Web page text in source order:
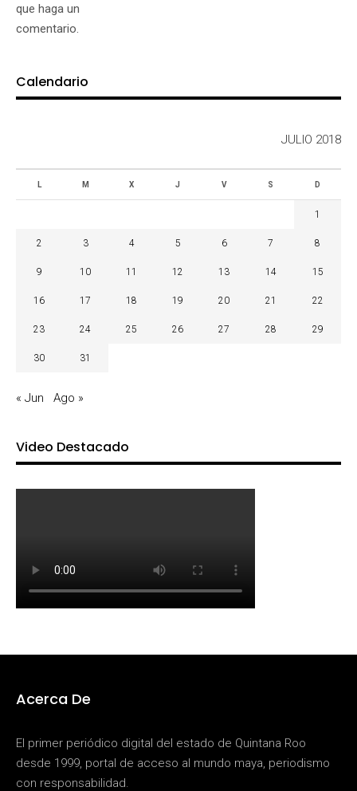
que haga un
comentario.
Calendario
JULIO 2018
L M X J V S D
1
2 3 4 5 6 7 8
9 10 11 12 13 14 15
16 17 18 19 20 21 22
23 24 25 26 27 28 29
30 31
« Jun Ago »
Video Destacado
Acerca De
El primer periódico digital del estado de Quintana Roo
desde 1999, portal de acceso al mundo maya, periodismo
con responsabilidad.